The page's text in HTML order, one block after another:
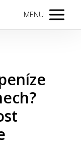
MENU